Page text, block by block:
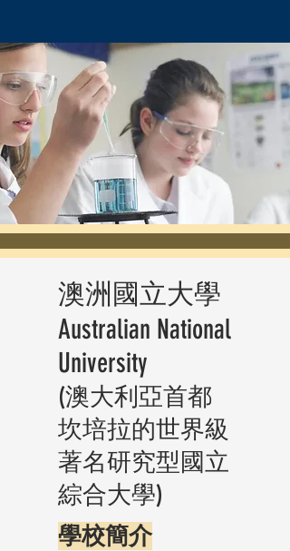
澳洲國立大學
Australian National
University
(澳大利亞首都
坎培拉的世界級
著名研究型國立
綜合大學)
學校簡介